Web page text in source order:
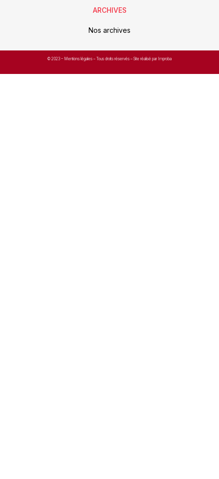
ARCHIVES
Nos archives
© 2023 – Mentions légales – Tous droits réservés – Site réalisé par Improba